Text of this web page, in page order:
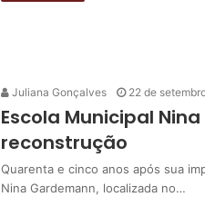
Juliana Gonçalves 22 de
Escola Municipal
reconstrução
Quarenta e cinco anos após sua
Nina Gardemann, localizada no…